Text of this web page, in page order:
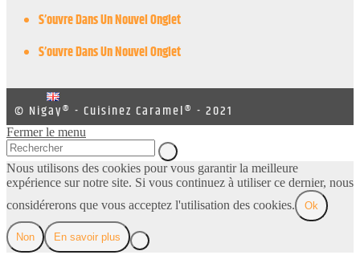
S’ouvre Dans Un Nouvel Onglet
S’ouvre Dans Un Nouvel Onglet
© Nigay® - Cuisinez Caramel® - 2021
Fermer le menu
Nous utilisons des cookies pour vous garantir la meilleure
expérience sur notre site. Si vous continuez à utiliser ce dernier, nous
considérerons que vous acceptez l'utilisation des cookies.
Ok
Non En savoir plus